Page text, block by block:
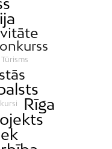
Tūrisms
Rīga